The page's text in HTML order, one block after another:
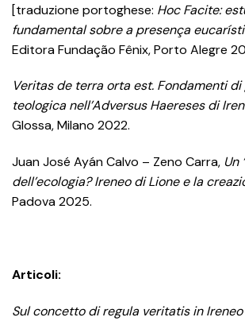
[traduzione portoghese: Hoc Facite:
fundamental sobre a presença
Editora Fundação Fênix, Porto Alegre
Veritas de terra orta est. Fondamenti di
teologica nell’Adversus Haereses di
Glossa, Milano 2022.
Juan José Ayán Calvo – Zeno Carra, Un
dell’ecologia? Ireneo di Lione e la
Padova 2025.
Articoli:
Sul concetto di regula veritatis in